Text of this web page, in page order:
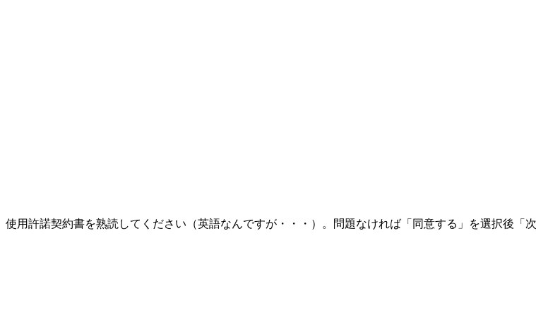
使用許諾契約書を熟読してください（英語なんですが・・・）。問題なければ「同意する」を選択後「